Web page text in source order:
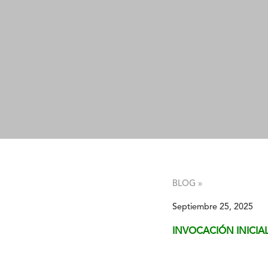
BLOG »
Septiembre 25, 2025
INVOCACIÓN